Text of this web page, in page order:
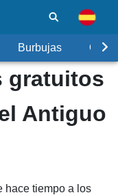
Burbujas
gratuitos
Antiguo
hace tiempo a los